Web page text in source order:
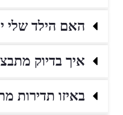
האם הילד שלי
איך בדיוק
באיזו תדירות